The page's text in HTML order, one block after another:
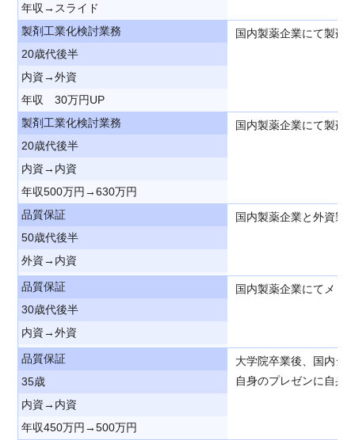
年収→スライド
製剤工業化検討業務
国内製薬企業にて製剤
20歳代後半
内資→外資
年収 30万円UP
製剤工業化検討業務
国内製薬企業にて製剤
20歳代後半
内資→内資
年収500万円→630万円
品質保証
国内製薬企業と外資製
50歳代後半
外資→内資
品質保証
国内製薬企業にてメド
30歳代後半
内資→外資
品質保証
大学院卒業後、国内ジ
自身のプレゼンに自身
35歳
内資→内資
年収450万円→500万円